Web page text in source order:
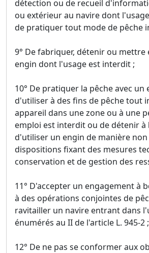
détection ou de recueil
ou extérieur au navire dont
de pratiquer tout mode de pêche
9° De fabriquer, détenir ou mettre
engin dont l'usage est interdit ;
10° De pratiquer la pêche avec un
d'utiliser à des fins de pêche tout
appareil dans une zone ou à une
emploi est interdit ou de détenir à
d'utiliser un engin de manière
dispositions fixant des mesures
conservation et de gestion des
11° D'accepter un engagement à
à des opérations conjointes de
ravitailler un navire entrant dans
énumérés au II de l'article L. 945-2 ;
12° De ne pas se conformer aux